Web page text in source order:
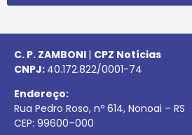
C. P. ZAMBONI | CPZ Notícias
CNPJ: 40.172.822/0001-74
Endereço:
Rua Pedro Roso, nº 614, Nonoai – RS
CEP: 99600–000